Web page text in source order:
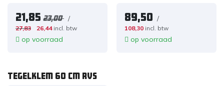
21,85 23,00 /
27,83 26,44 incl. btw
op voorraad
89,50 /
108,30 incl. btw
op voorraad
Tegelklem 60 cm RVS